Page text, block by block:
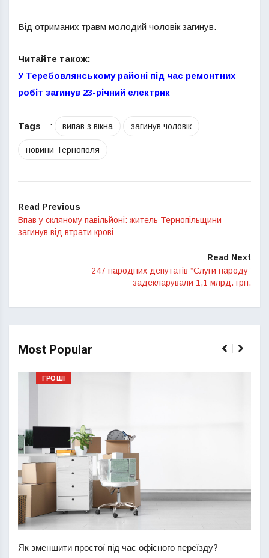
Від отриманих травм молодий чоловік загинув.
Читайте також:
У Теребовлянському районі під час ремонтних
робіт загинув 23-річний електрик
Tags : випав з вікна загинув чоловік
новини Тернополя
Read Previous
Впав у скляному павільйоні: житель Тернопільщини
загинув від втрати крові
Read Next
247 народних депутатів “Слуги народу”
задекларували 1,1 млрд. грн.
Most Popular
ГРОШІ
Як зменшити простої під час офісного переїзду?